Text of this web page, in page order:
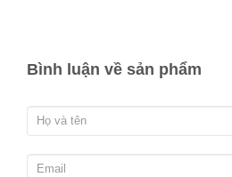
Bình luận về sản phẩm